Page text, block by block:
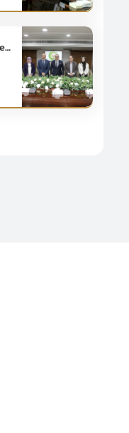
La (GOEIC)et la Chambre d'industrie des vêtements prêts-à-porter signent un protocole de coopération pour renforcer le système d'inspection technique pour les textiles et les vêtements.